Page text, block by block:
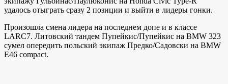
удалось отыграть сразу 2 позиции и выйти в лидеры гонки.
Произошла смена лидера на последнем допе и в классе
LARC7. Литовский тандем Пупейкис/Пупейкис на BMW 323
сумел опередить польский экипаж Предко/Садовски на BMW
E46 compact.